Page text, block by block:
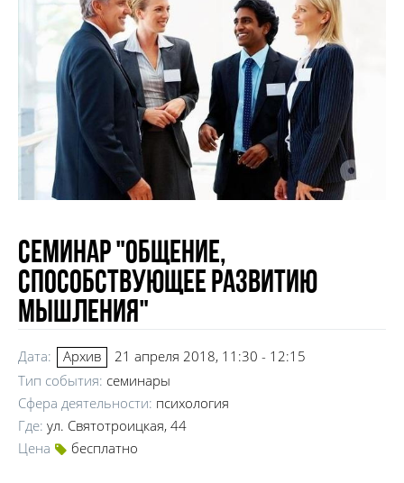
Семинар "Общение,
способствующее развитию
мышления"
Дата: Архив
21 апреля 2018, 11:30 - 12:15
Тип события: семинары
Сфера деятельности: психология
Где: ул. Святотроицкая, 44
Цена
бесплатно